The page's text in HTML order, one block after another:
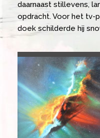
daarnaast stillevens,
opdracht. Voor het tv-
doek schilderde hij